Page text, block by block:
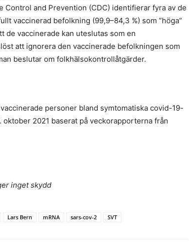
Control and Prevention (CDC) identifierar fyra av de
vaccinerad befolkning (99,9–84,3 %) som ”höga”
de vaccinerade kan uteslutas som en
att ignorera den vaccinerade befolkningen som
beslutar om folkhälsokontrollåtgärder.
personer bland symtomatiska covid-19-
2021 baserat på veckorapporterna från
inget skydd
Lars Bern mRNA sars-cov-2 SVT